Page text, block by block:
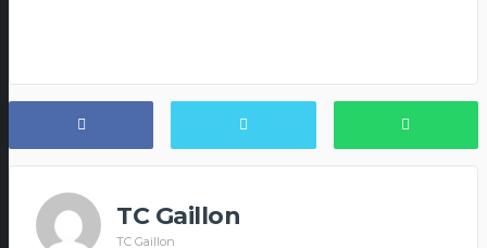
TC Gaillon
TC Gaillon